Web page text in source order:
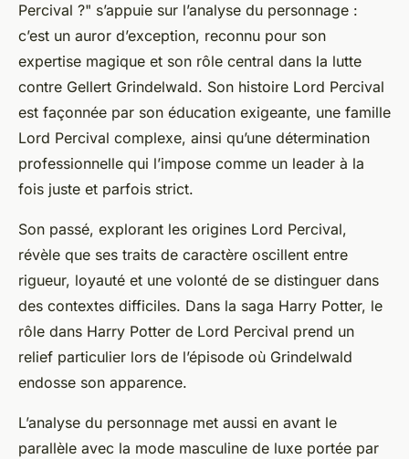
Percival ?" s’appuie sur l’analyse du personnage :
c’est un auror d’exception, reconnu pour son
expertise magique et son rôle central dans la lutte
contre Gellert Grindelwald. Son histoire Lord Percival
est façonnée par son éducation exigeante, une famille
Lord Percival complexe, ainsi qu’une détermination
professionnelle qui l’impose comme un leader à la
fois juste et parfois strict.
Son passé, explorant les origines Lord Percival,
révèle que ses traits de caractère oscillent entre
rigueur, loyauté et une volonté de se distinguer dans
des contextes difficiles. Dans la saga Harry Potter, le
rôle dans Harry Potter de Lord Percival prend un
relief particulier lors de l’épisode où Grindelwald
endosse son apparence.
L’analyse du personnage met aussi en avant le
parallèle avec la mode masculine de luxe portée par